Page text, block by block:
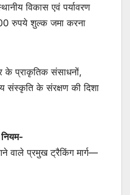
विकास एवं पर्यावरण
रुपये शुल्क जमा करना
के प्राकृतिक संसाधनों,
संस्कृति के संरक्षण की दिशा
वाले प्रमुख ट्रैकिंग मार्ग—